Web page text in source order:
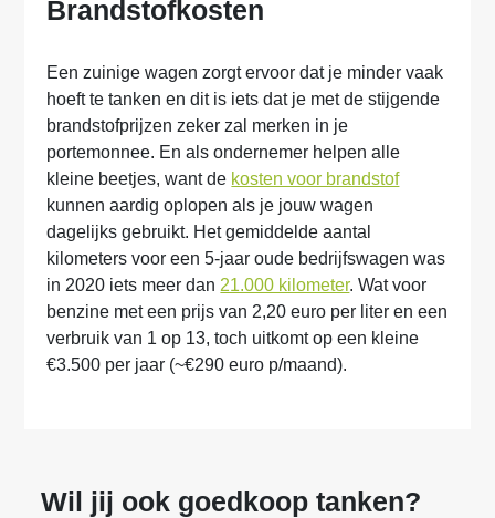
Brandstofkosten
Een zuinige wagen zorgt ervoor dat je minder vaak
hoeft te tanken en dit is iets dat je met de stijgende
brandstofprijzen zeker zal merken in je
portemonnee. En als ondernemer helpen alle
kleine beetjes, want de kosten voor brandstof
kunnen aardig oplopen als je jouw wagen
dagelijks gebruikt. Het gemiddelde aantal
kilometers voor een 5-jaar oude bedrijfswagen was
in 2020 iets meer dan 21.000 kilometer. Wat voor
benzine met een prijs van 2,20 euro per liter en een
verbruik van 1 op 13, toch uitkomt op een kleine
€3.500 per jaar (~€290 euro p/maand).
Wil jij ook goedkoop tanken?